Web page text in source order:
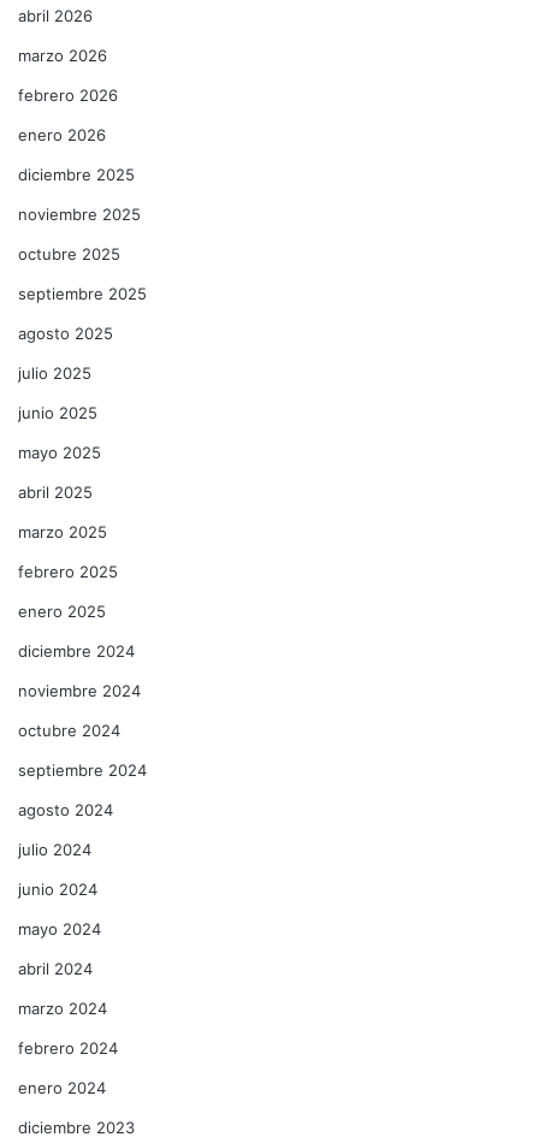
abril 2026
marzo 2026
febrero 2026
enero 2026
diciembre 2025
noviembre 2025
octubre 2025
septiembre 2025
agosto 2025
julio 2025
junio 2025
mayo 2025
abril 2025
marzo 2025
febrero 2025
enero 2025
diciembre 2024
noviembre 2024
octubre 2024
septiembre 2024
agosto 2024
julio 2024
junio 2024
mayo 2024
abril 2024
marzo 2024
febrero 2024
enero 2024
diciembre 2023